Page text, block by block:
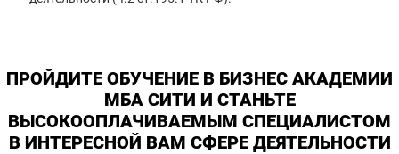
ПРОЙДИТЕ ОБУЧЕНИЕ В БИЗНЕС АКАДЕМИИ
МБА СИТИ И СТАНЬТЕ
ВЫСОКООПЛАЧИВАЕМЫМ СПЕЦИАЛИСТОМ
В ИНТЕРЕСНОЙ ВАМ СФЕРЕ ДЕЯТЕЛЬНОСТИ